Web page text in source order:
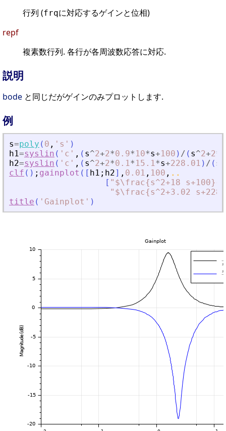
行列 (frqに対応するゲインと位相)
repf
複素数行列. 各行が各周波数応答に対応.
説明
bode と同じだがゲインのみプロットします.
例
s=poly ( 0 , ' s ' )
h1=syslin ( ' c ' , ( s^2+2*0.9* 10*s+100 ) / ( s^2+2*
h2=syslin ( ' c ' , ( s^2+2*0.1* 15.1*s+228.01 ) / ( s
clf ( ) ; gainplot ( [ h1 ; h2] , 0.01 , 100 , ..
[ " $\frac{s^2+18
" $\frac{s^2+3.02
title ( ' Gainplot ' )